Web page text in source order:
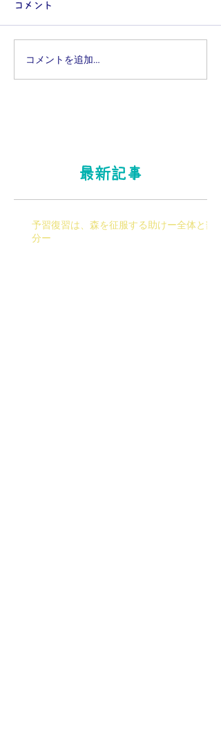
コメント
コメントを追加…
最新記事
予習復習は、森を征服する助けー全体と部
分ー